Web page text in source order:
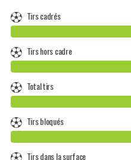
Tirs cadrés
Tirs hors cadre
Total tirs
Tirs bloqués
Tirs dans la surface